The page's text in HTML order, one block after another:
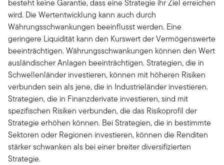
besteht keine Garantie, dass eine Strategie ihr Ziel erreichen
wird. Die Wertentwicklung kann auch durch
Währungsschwankungen beeinflusst werden. Eine
geringere Liquidität kann den Kurswert der Vermögenswerte
beeinträchtigen. Währungsschwankungen können den Wert
ausländischer Anlagen beeinträchtigen. Strategien, die in
Schwellenländer investieren, können mit höheren Risiken
verbunden sein als jene, die in Industrieländer investieren.
Strategien, die in Finanzderivate investieren, sind mit
spezifischen Risiken verbunden, die das Risikoprofil der
Strategie erhöhen können. Bei Strategien, die in bestimmte
Sektoren oder Regionen investieren, können die Renditen
stärker schwanken als bei einer breiter diversifizierten
Strategie.